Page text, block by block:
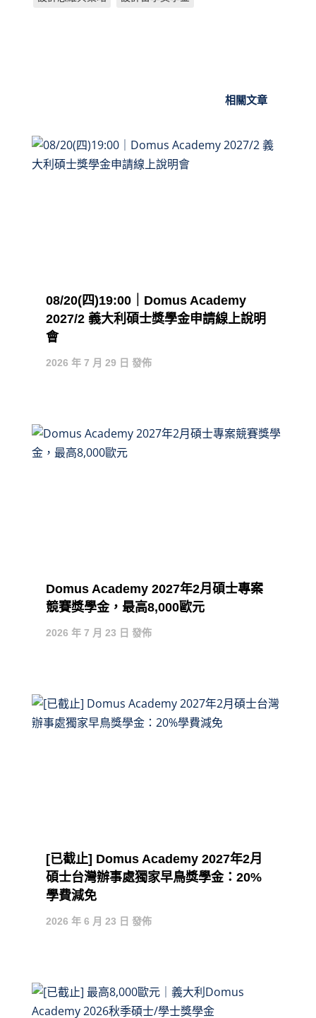
o er
相關文章
08/20(四)19:00｜Domus Academy
2027/2 義大利碩士獎學金申請線上說明
會
2026 年 7 月 29 日 發佈
Domus Academy 2027年2月碩士專案
競賽獎學金，最高8,000歐元
2026 年 7 月 23 日 發佈
[已截止] Domus Academy 2027年2月
碩士台灣辦事處獨家早鳥獎學金：20%
學費減免
2026 年 6 月 23 日 發佈